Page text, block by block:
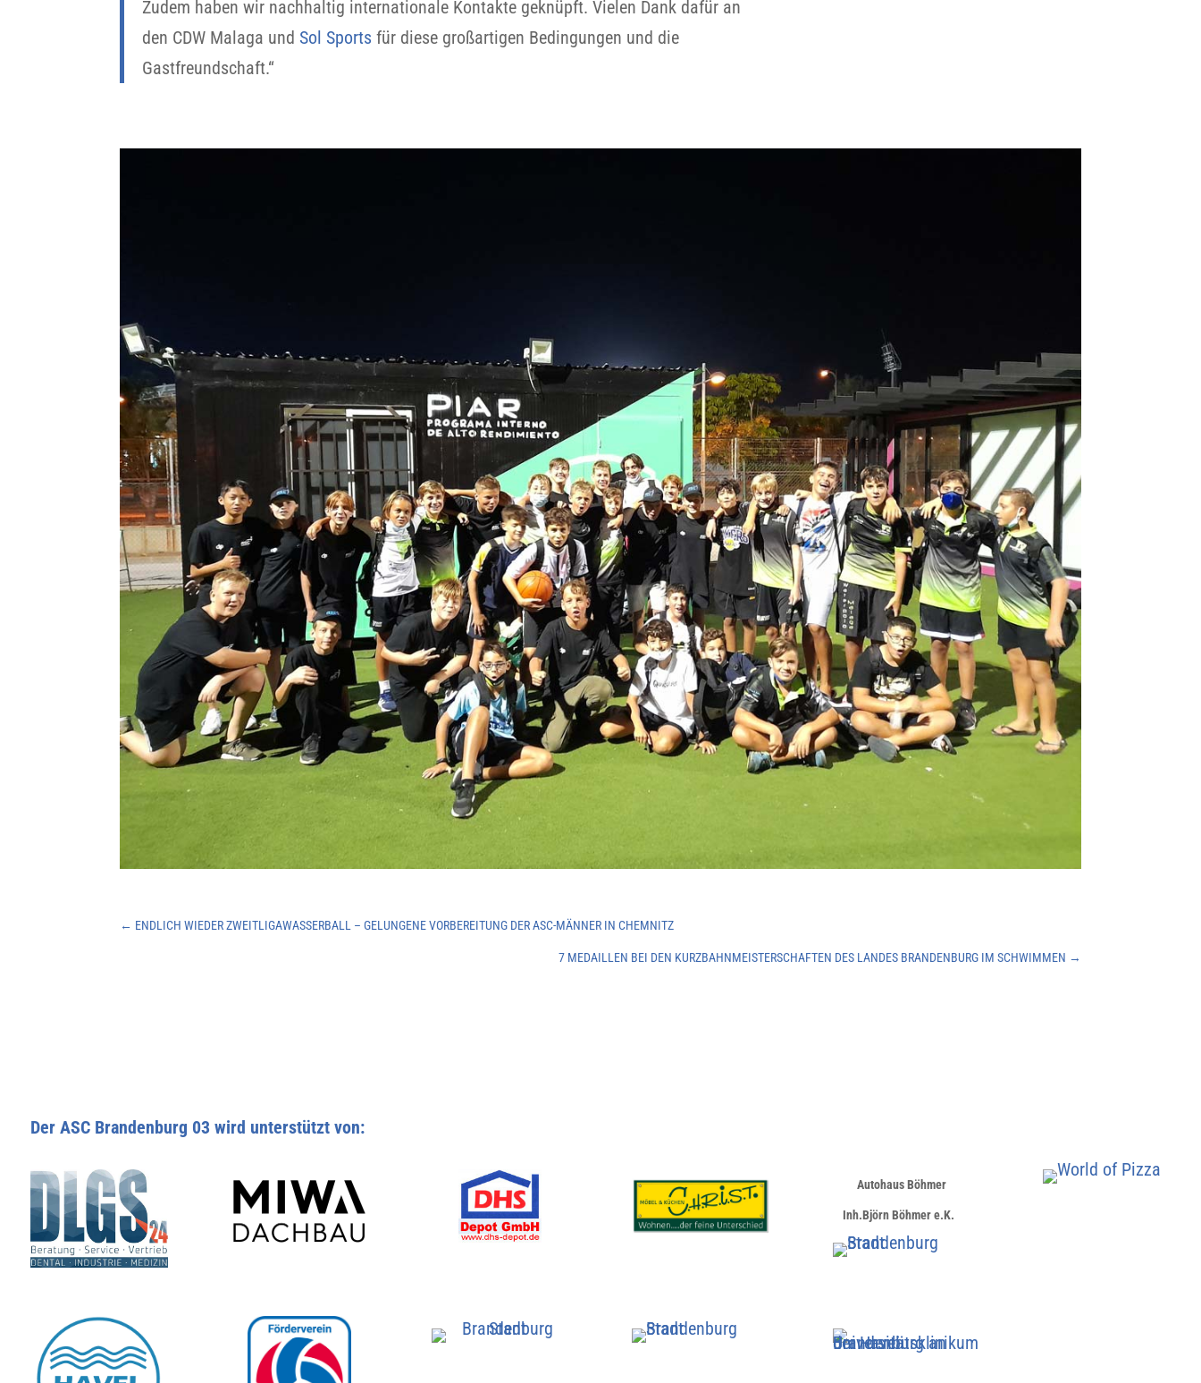
Zudem haben wir nachhaltig internationale Kontakte geknüpft. Vielen Dank dafür an
den CDW Malaga und Sol Sports für diese großartigen Bedingungen und die
Gastfreundschaft.“
← ENDLICH WIEDER ZWEITLIGAWASSERBALL – GELUNGENE VORBEREITUNG DER ASC-MÄNNER IN CHEMNITZ
7 MEDAILLEN BEI DEN KURZBAHNMEISTERSCHAFTEN DES LANDES BRANDENBURG IM SCHWIMMEN →
Der ASC Brandenburg 03 wird unterstützt von:
Autohaus Böhmer
Inh.Björn Böhmer e.K.